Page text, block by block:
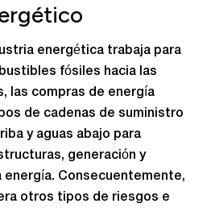
energética trabaja para
fósiles hacia las
las compras de energía
de cadenas de suministro
y aguas abajo para
generación y
Consecuentemente,
otros tipos de riesgos e